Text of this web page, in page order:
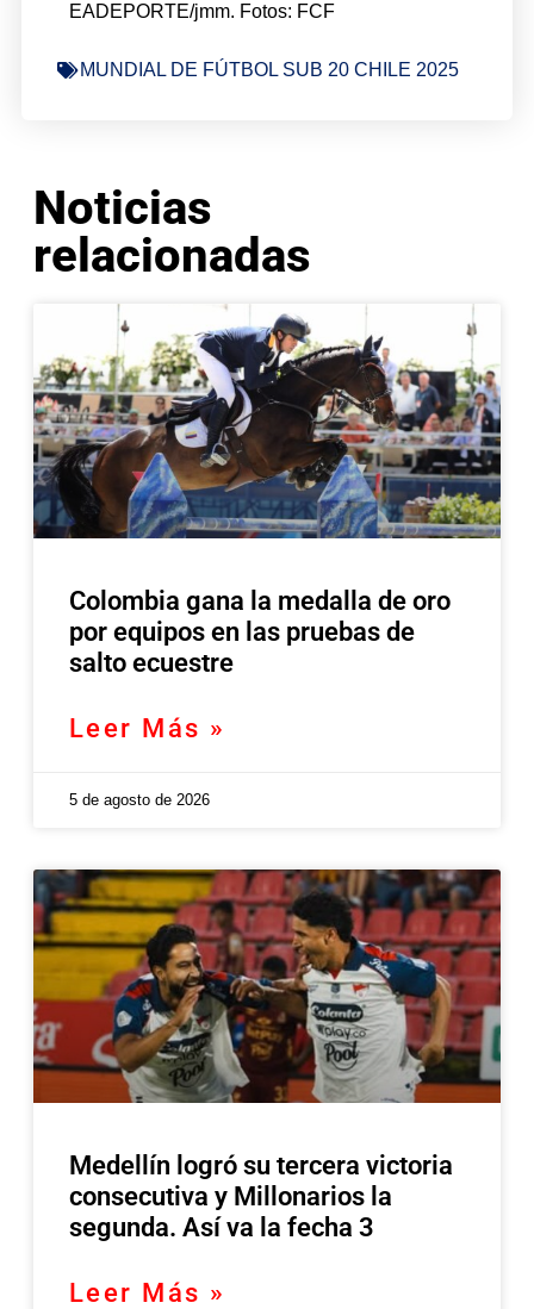
EADEPORTE/jmm. Fotos: FCF
MUNDIAL DE FÚTBOL SUB 20 CHILE 2025
Noticias
relacionadas
Colombia gana la medalla de oro
por equipos en las pruebas de
salto ecuestre
Leer Más »
5 de agosto de 2026
Medellín logró su tercera victoria
consecutiva y Millonarios la
segunda. Así va la fecha 3
Leer Más »